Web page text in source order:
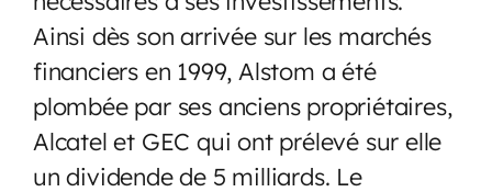
Ainsi dès son arrivée sur les marchés
financiers en 1999, Alstom a été
plombée par ses anciens propriétaires,
Alcatel et GEC qui ont prélevé sur elle
un dividende de 5 milliards. Le